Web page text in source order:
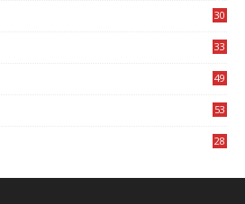
30
33
49
53
28